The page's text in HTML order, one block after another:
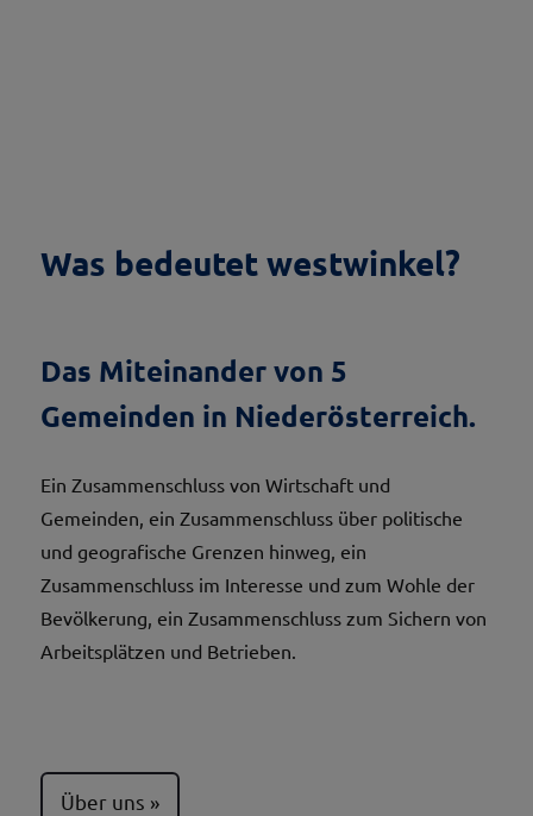
Was bedeutet westwinkel?
Das Miteinander von 5
Gemeinden in Niederösterreich.
Ein Zusammenschluss von Wirtschaft und
Gemeinden, ein Zusammenschluss über politische
und geografische Grenzen hinweg, ein
Zusammenschluss im Interesse und zum Wohle der
Bevölkerung, ein Zusammenschluss zum Sichern von
Arbeitsplätzen und Betrieben.
Über uns